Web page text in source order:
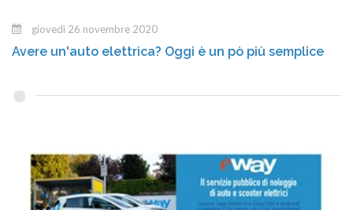
giovedì 26 novembre 2020
Avere un'auto elettrica? Oggi è un pò più semplice